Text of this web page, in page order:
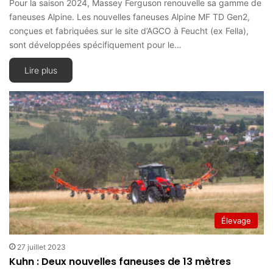
Pour la saison 2024, Massey Ferguson renouvelle sa gamme de
faneuses Alpine. Les nouvelles faneuses Alpine MF TD Gen2,
conçues et fabriquées sur le site d’AGCO à Feucht (ex Fella),
sont développées spécifiquement pour le…
Lire plus
Élevage
27 juillet 2023
Kuhn : Deux nouvelles faneuses de 13 mètres